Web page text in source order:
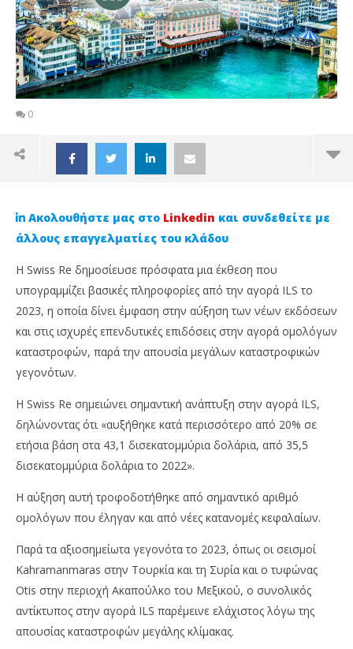
0
NOW VIEWING
Swiss Re: Στα 43,1 δισ. η αγορά των επενδυτικών
ταμείων της
28
2024
Cyprus
Insurance
News
Team
Ακολουθήστε μας στο Linkedin και συνδεθείτε με
άλλους επαγγελματίες του κλάδου
Η Swiss Re δημοσίευσε πρόσφατα μια έκθεση που
υπογραμμίζει βασικές πληροφορίες από την αγορά ILS το
2023, η οποία δίνει έμφαση στην αύξηση των νέων εκδόσεων
και στις ισχυρές επενδυτικές επιδόσεις στην αγορά ομολόγων
καταστροφών, παρά την απουσία μεγάλων καταστροφικών
γεγονότων.
Η Swiss Re σημειώνει σημαντική ανάπτυξη στην αγορά ILS,
δηλώνοντας ότι «αυξήθηκε κατά περισσότερο από 20% σε
ετήσια βάση στα 43,1 δισεκατομμύρια δολάρια, από 35,5
δισεκατομμύρια δολάρια το 2022».
Η αύξηση αυτή τροφοδοτήθηκε από σημαντικό αριθμό
ομολόγων που έληγαν και από νέες κατανομές κεφαλαίων.
Παρά τα αξιοσημείωτα γεγονότα το 2023, όπως οι σεισμοί
Kahramanmaras στην Τουρκία και τη Συρία και ο τυφώνας
Otis στην περιοχή Ακαπούλκο του Μεξικού, ο συνολικός
αντίκτυπος στην αγορά ILS παρέμεινε ελάχιστος λόγω της
απουσίας καταστροφών μεγάλης κλίμακας.